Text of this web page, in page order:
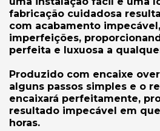
fabricação cuidadosa
com acabamento
imperfeições,
perfeita e luxuosa a
Produzido com encaixe
alguns passos simples e o
encaixará perfeitamente,
resultado impecável em
horas.